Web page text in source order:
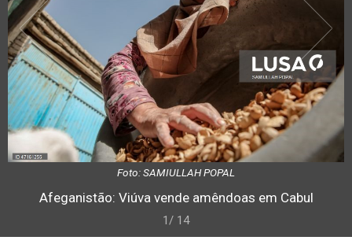
Foto: SAMIULLAH POPAL
Afeganistão: Viúva vende amêndoas em Cabul
1/ 14